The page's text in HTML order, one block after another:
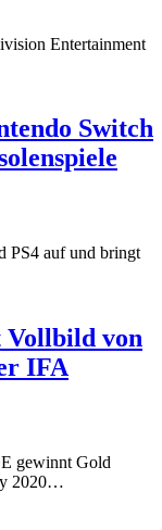
Entertainment
Switch
PS4 auf und bringt
Vollbild von
IFA
gewinnt Gold
2020…